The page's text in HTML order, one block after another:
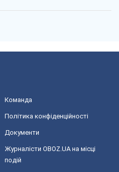
Команда
Політика конфіденційності
Документи
Журналісти OBOZ.UA на місці
подій